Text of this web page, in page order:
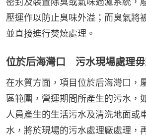
壓運作以防止臭味外溢；而臭氣將
並直接進行焚燒處理。
位於后海灣口 污水現場處理
在水質方面，項目位於后海灣口，
區範圍，營運期間所產生的污水，
人員產生的生活污水及清洗地面或
水，將於現場的污水處理廠處理，